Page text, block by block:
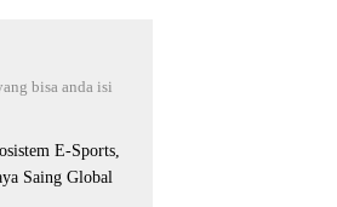
bisa anda isi